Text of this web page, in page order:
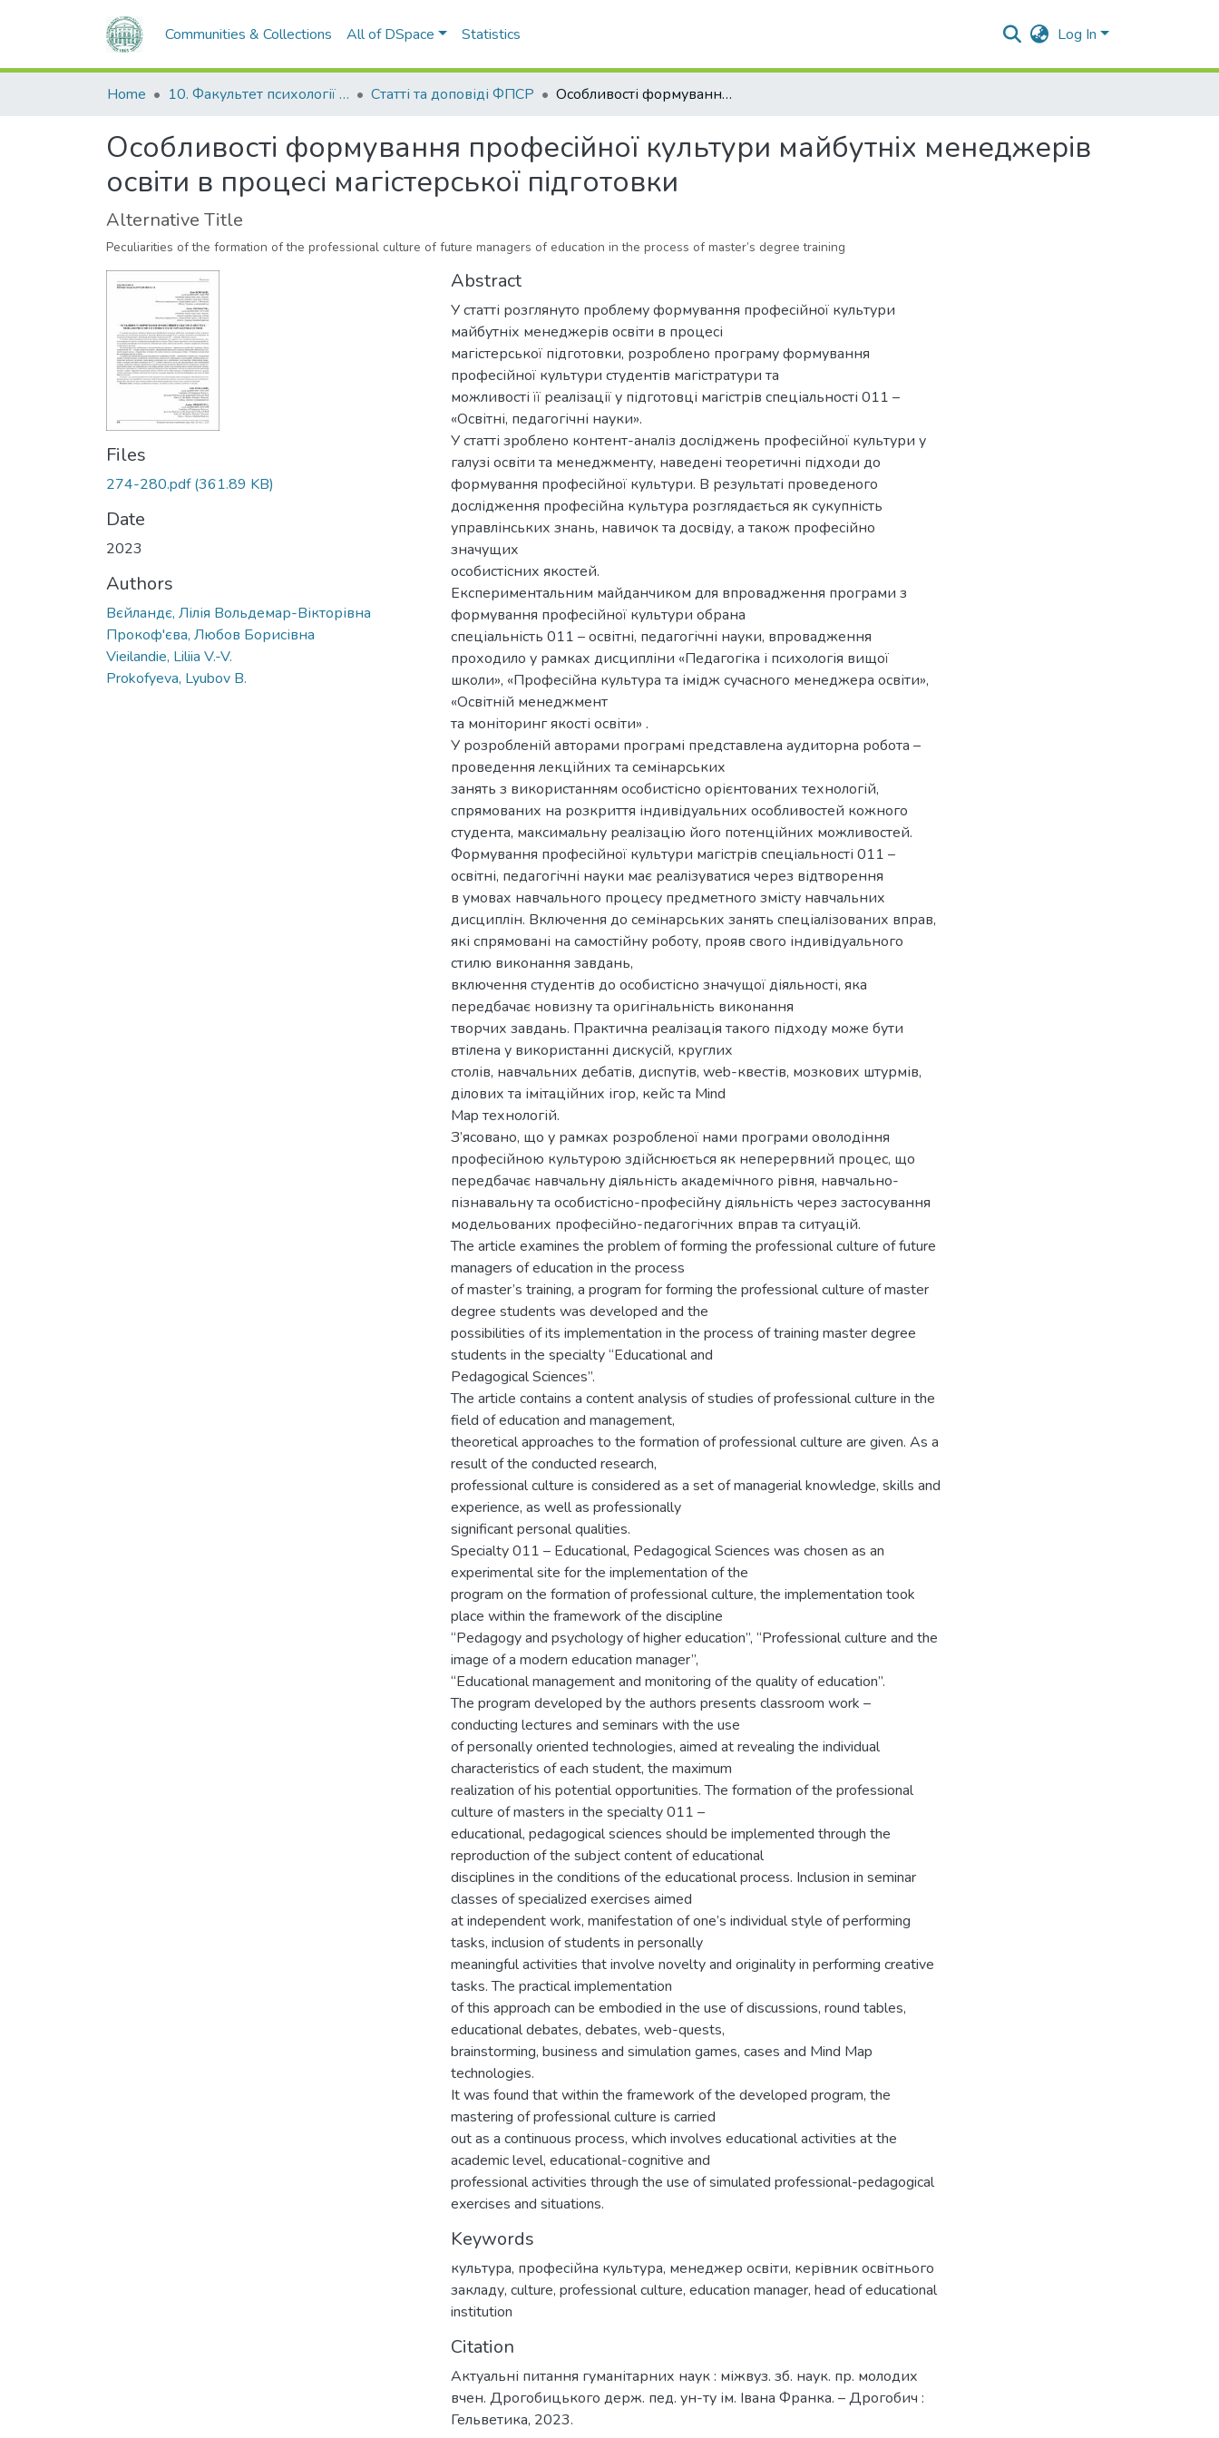
Communities & Collections All of DSpace Statistics Log In
Home 10. Факультет психології та соціальної роботи Статті та доповіді ФПСР Особливості формування професійної культури майбутніх менеджерів освіти в процесі магістерської підготовки
Особливості формування професійної культури майбутніх менеджерів
освіти в процесі магістерської підготовки
Alternative Title
Peculiarities of the formation of the professional culture of future managers of education in the process of master’s degree training
Files
274-280.pdf(361.89 KB)
Date
2023
Authors
Вєйландє, Лілія Вольдемар-Вікторівна
Прокоф'єва, Любов Борисівна
Vieilandie, Liliia V.-V.
Prokofyeva, Lyubov B.
Abstract
У статті розглянуто проблему формування професійної культури
майбутніх менеджерів освіти в процесі
магістерської підготовки, розроблено програму формування
професійної культури студентів магістратури та
можливості її реалізації у підготовці магістрів спеціальності 011 –
«Освітні, педагогічні науки».
У статті зроблено контент-аналіз досліджень професійної культури у
галузі освіти та менеджменту, наведені теоретичні підходи до
формування професійної культури. В результаті проведеного
дослідження професійна культура розглядається як сукупність
управлінських знань, навичок та досвіду, а також професійно
значущих
особистісних якостей.
Експериментальним майданчиком для впровадження програми з
формування професійної культури обрана
спеціальність 011 – освітні, педагогічні науки, впровадження
проходило у рамках дисципліни «Педагогіка і психологія вищої
школи», «Професійна культура та імідж сучасного менеджера освіти»,
«Освітній менеджмент
та моніторинг якості освіти» .
У розробленій авторами програмі представлена аудиторна робота –
проведення лекційних та семінарських
занять з використанням особистісно орієнтованих технологій,
спрямованих на розкриття індивідуальних особливостей кожного
студента, максимальну реалізацію його потенційних можливостей.
Формування професійної культури магістрів спеціальності 011 –
освітні, педагогічні науки має реалізуватися через відтворення
в умовах навчального процесу предметного змісту навчальних
дисциплін. Включення до семінарських занять спеціалізованих вправ,
які спрямовані на самостійну роботу, прояв свого індивідуального
стилю виконання завдань,
включення студентів до особистісно значущої діяльності, яка
передбачає новизну та оригінальність виконання
творчих завдань. Практична реалізація такого підходу може бути
втілена у використанні дискусій, круглих
столів, навчальних дебатів, диспутів, web-квестів, мозкових штурмів,
ділових та імітаційних ігор, кейс та Mind
Map технологій.
З’ясовано, що у рамках розробленої нами програми оволодіння
професійною культурою здійснюється як неперервний процес, що
передбачає навчальну діяльність академічного рівня, навчально-
пізнавальну та особистісно-професійну діяльність через застосування
модельованих професійно-педагогічних вправ та ситуацій.
The article examines the problem of forming the professional culture of future
managers of education in the process
of master’s training, a program for forming the professional culture of master
degree students was developed and the
possibilities of its implementation in the process of training master degree
students in the specialty “Educational and
Pedagogical Sciences”.
The article contains a content analysis of studies of professional culture in the
field of education and management,
theoretical approaches to the formation of professional culture are given. As a
result of the conducted research,
professional culture is considered as a set of managerial knowledge, skills and
experience, as well as professionally
significant personal qualities.
Specialty 011 – Educational, Pedagogical Sciences was chosen as an
experimental site for the implementation of the
program on the formation of professional culture, the implementation took
place within the framework of the discipline
“Pedagogy and psychology of higher education”, “Professional culture and the
image of a modern education manager”,
“Educational management and monitoring of the quality of education”.
The program developed by the authors presents classroom work –
conducting lectures and seminars with the use
of personally oriented technologies, aimed at revealing the individual
characteristics of each student, the maximum
realization of his potential opportunities. The formation of the professional
culture of masters in the specialty 011 –
educational, pedagogical sciences should be implemented through the
reproduction of the subject content of educational
disciplines in the conditions of the educational process. Inclusion in seminar
classes of specialized exercises aimed
at independent work, manifestation of one’s individual style of performing
tasks, inclusion of students in personally
meaningful activities that involve novelty and originality in performing creative
tasks. The practical implementation
of this approach can be embodied in the use of discussions, round tables,
educational debates, debates, web-quests,
brainstorming, business and simulation games, cases and Mind Map
technologies.
It was found that within the framework of the developed program, the
mastering of professional culture is carried
out as a continuous process, which involves educational activities at the
academic level, educational-cognitive and
professional activities through the use of simulated professional-pedagogical
exercises and situations.
Keywords
культура, професійна культура, менеджер освіти, керівник освітнього
закладу, culture, professional culture, education manager, head of educational
institution
Citation
Актуальні питання гуманітарних наук : міжвуз. зб. наук. пр. молодих
вчен. Дрогобицького держ. пед. ун-ту ім. Івана Франка. – Дрогобич :
Гельветика, 2023.